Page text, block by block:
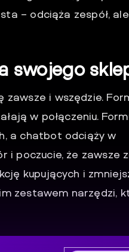
– odciąża zespół,
swojego
i wszędzie.
w połączeniu.
a chatbot odciąży w
i poczucie, że zawsze
kupujących i
zestawem narzędzi,